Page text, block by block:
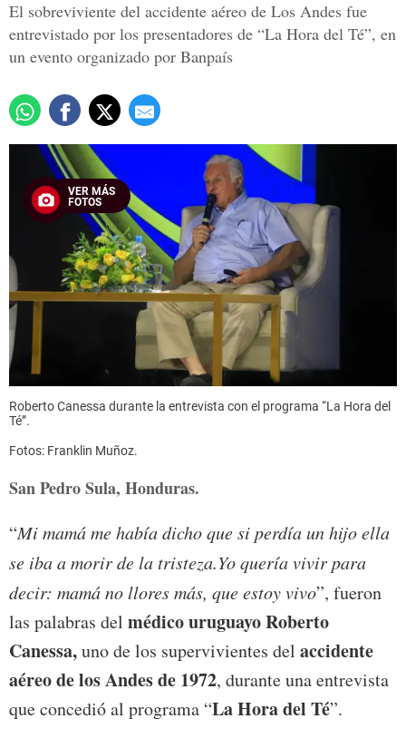
El sobreviviente del accidente aéreo de Los Andes fue
entrevistado por los presentadores de “La Hora del Té”, en
un evento organizado por Banpaís
VER MÁS
FOTOS
Roberto Canessa durante la entrevista con el programa “La Hora del
Té”.
Fotos: Franklin Muñoz.
San Pedro Sula, Honduras.
“Mi mamá me había dicho que si perdía un hijo ella
se iba a morir de la tristeza.Yo quería vivir para
decir: mamá no llores más, que estoy vivo”, fueron
las palabras del médico uruguayo Roberto
Canessa,uno de los supervivientes del accidente
aéreo de los Andes de 1972, durante una entrevista
que concedió al programa “La Hora del Té”.